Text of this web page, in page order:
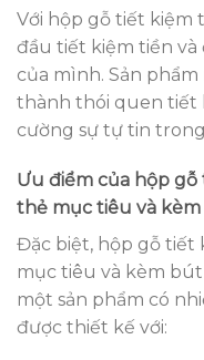
Với hộp gỗ tiết kiệm
đầu tiết kiệm tiền
của mình. Sản
thành thói quen tiết
cường sự tự tin
Ưu điểm của hộp
thẻ mục tiêu và
Đặc biệt, hộp gỗ tiết
mục tiêu và kèm
một sản phẩm có
được thiết kế với: